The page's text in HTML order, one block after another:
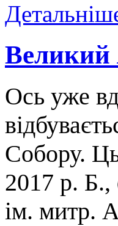
Великий
Ось уже
Собору.
2017 р. Б.,
ім. митр.